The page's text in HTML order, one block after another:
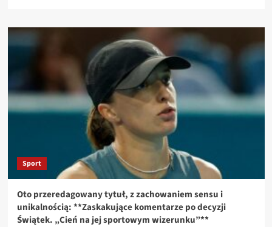
Sport
Oto przeredagowany tytuł, z zachowaniem sensu i
unikalnością: **Zaskakujące komentarze po decyzji
Świątek. „Cień na jej sportowym wizerunku”**